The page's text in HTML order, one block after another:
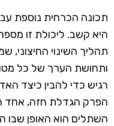
היא קשב. ליכולת זו
תהליך השינוי החיצוני,
ותחושת הערך של כל
רגיש כדי להבין כיצד
הפרק הגדלת חזה, אחד
השתלים הוא האופן